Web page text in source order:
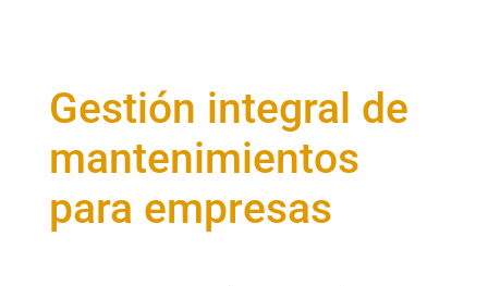
Gestión integral de
mantenimientos
para empresas